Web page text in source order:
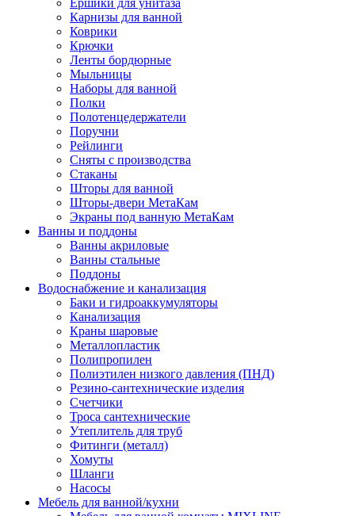
Карнизы для ванной
Коврики
Крючки
Ленты бордюрные
Мыльницы
Наборы для ванной
Полки
Полотенцедержатели
Поручни
Рейлинги
Сняты с производства
Стаканы
Шторы для ванной
Шторы-двери МетаКам
Экраны под ванную МетаКам
Ванны и поддоны
Ванны акриловые
Ванны стальные
Поддоны
Водоснабжение и канализация
Баки и гидроаккумуляторы
Канализация
Краны шаровые
Металлопластик
Полипропилен
Полиэтилен низкого давления (ПНД)
Резино-сантехнические изделия
Счетчики
Троса сантехнические
Утеплитель для труб
Фитинги (металл)
Хомуты
Шланги
Насосы
Мебель для ванной/кухни